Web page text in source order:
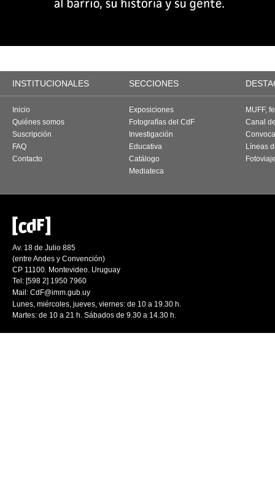
INSTITUCIONALES SECCIONES
Inicio
Quiénes somos
Suscripción
FAQ
Contacto
Exposiciones
Fotografías del CdF
Investigación
Educativa
Catálogo
Mediateca
MUFF,
Canal
Líneas
Av. 18 de Julio 885
(entre Andes y Convención)
CP 11100. Montevideo. Uruguay
Tel: [598 2] 1950 7960
Mail: CdF@imm.gub.uy
Lunes, miércoles, jueves, viernes: de 10 a 19.30 h.
Martes: de 10 a 21 h. Sábados de 9.30 a 14.30 h.